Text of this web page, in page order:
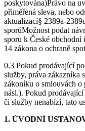
poskytována)Právo na
přiměřená sleva, nebo
aktualizací§ 2389a-
sporůMožnost podat
sporu k České
14 zákona o ochraně
0.3 Pokud prodávající
služby, práva zákazníka
zákoníku o smlouvách o
násl.). Pokud
či služby nenabízí, tato
1. ÚVODNÍ